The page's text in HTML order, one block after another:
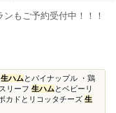
もご予約受付中！！！
生ハム とパイナップル ・鶏
リーフ 生ハム とベビーリ
ドとリコッタチーズ 生